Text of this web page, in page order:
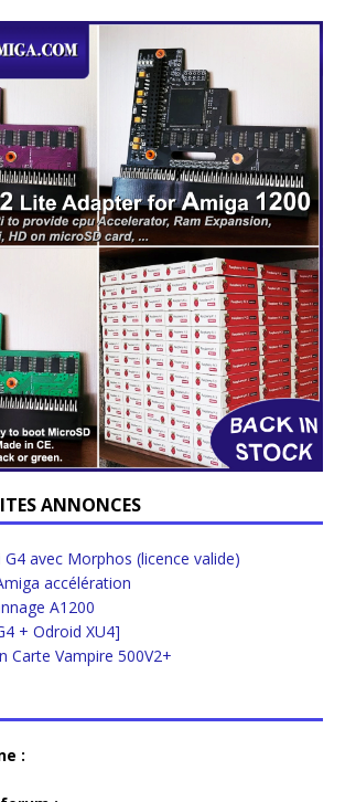
ANNONCES
avec Morphos (licence valide)
accélération
A1200
+ Odroid XU4]
Carte Vampire 500V2+
: